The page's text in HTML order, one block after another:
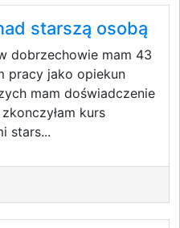
starszą osobą
dobrzechowie mam 43
pracy jako opiekun
mam doświadczenie
kurs
stars...